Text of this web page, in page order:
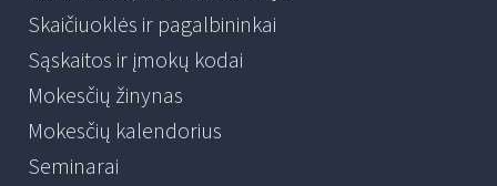
Skaičiuoklės ir pagalbininkai
Sąskaitos ir įmokų kodai
Mokesčių žinynas
Mokesčių kalendorius
Seminarai